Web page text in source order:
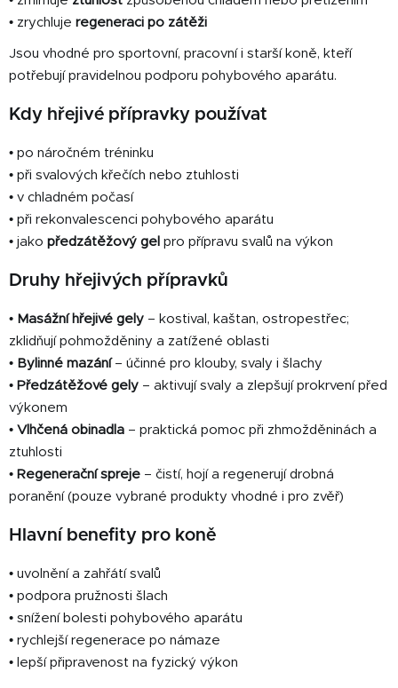
v
ý
i
s
• zrychluje regeneraci po zátěži
Jsou vhodné pro sportovní, pracovní i starší koně, kteří
potřebují pravidelnou podporu pohybového aparátu.
Kdy hřejivé přípravky používat
• po náročném tréninku
• při svalových křečích nebo ztuhlosti
• v chladném počasí
• při rekonvalescenci pohybového aparátu
• jako předzátěžový gel pro přípravu svalů na výkon
Druhy hřejivých přípravků
• Masážní hřejivé gely – kostival, kaštan, ostropestřec;
zklidňují pohmožděniny a zatížené oblasti
• Bylinné mazání– účinné pro klouby, svaly i šlachy
• Předzátěžové gely – aktivují svaly a zlepšují prokrvení před
výkonem
• Vlhčená obinadla – praktická pomoc při zhmožděninách a
ztuhlosti
• Regenerační spreje – čistí, hojí a regenerují drobná
poranění (pouze vybrané produkty vhodné i pro zvěř)
Hlavní benefity pro koně
• uvolnění a zahřátí svalů
• podpora pružnosti šlach
• snížení bolesti pohybového aparátu
• rychlejší regenerace po námaze
• lepší připravenost na fyzický výkon